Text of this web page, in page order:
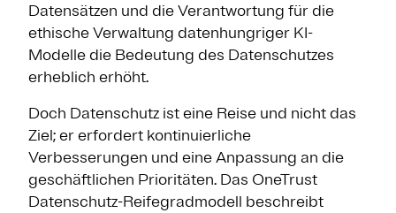
Datensätzen und die Verantwortung für die
ethische Verwaltung datenhungriger KI-
Modelle die Bedeutung des Datenschutzes
erheblich erhöht.
Doch Datenschutz ist eine Reise und nicht das
Ziel; er erfordert kontinuierliche
Verbesserungen und eine Anpassung an die
geschäftlichen Prioritäten. Das OneTrust
Datenschutz-Reifegradmodell beschreibt